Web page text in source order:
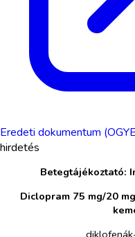
Eredeti dokumentum
hirdetés
Betegtájékoztató:
Diclopram 75 mg/20